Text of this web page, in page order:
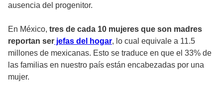
ausencia del progenitor.
En México, tres de cada 10 mujeres que son madres
reportan ser jefas del hogar, lo cual equivale a 11.5
millones de mexicanas. Esto se traduce en que el 33% de
las familias en nuestro país están encabezadas por una
mujer.